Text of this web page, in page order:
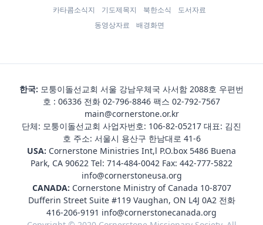
카타콤소식지 기도제목지 북한소식
도서자료
동영상자료
배경화면
한국: 모퉁이돌선교회 서울 강남우체국 사서함 2088호 우편번
호 : 06336 전화 02-796-8846 팩스 02-792-7567
main@cornerstone.or.kr
단체: 모퉁이돌선교회 사업자번호: 106-82-05217 대표: 김진
호 주소: 서울시 용산구 한남대로 41-6
USA: Cornerstone Ministries Int,l P.O.box 5486 Buena
Park, CA 90622 Tel: 714-484-0042 Fax: 442-777-5822
info@cornerstoneusa.org
CANADA: Cornerstone Ministry of Canada 10-8707
Dufferin Street Suite #119 Vaughan, ON L4J 0A2 전화
416-206-9191 info@cornerstonecanada.org